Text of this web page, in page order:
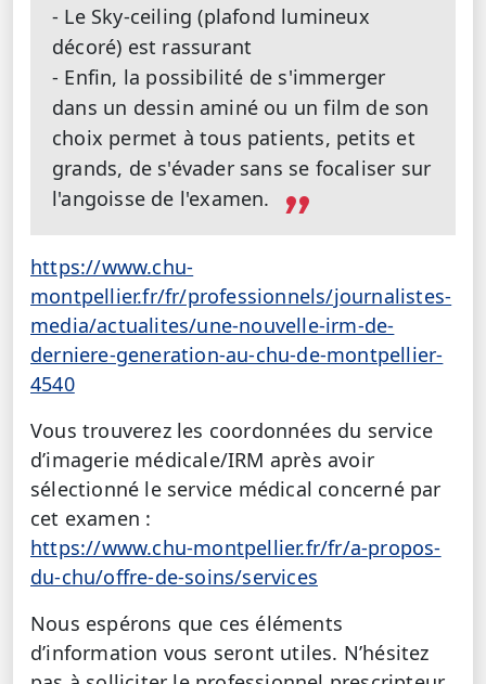
- Le Sky-ceiling (plafond lumineux
décoré) est rassurant
- Enfin, la possibilité de s'immerger
dans un dessin aminé ou un film de son
choix permet à tous patients, petits et
grands, de s'évader sans se focaliser sur
l'angoisse de l'examen.
https://www.chu-
montpellier.fr/fr/professionnels/journalistes-
media/actualites/une-nouvelle-irm-de-
derniere-generation-au-chu-de-montpellier-
4540
Vous trouverez les coordonnées du service
d’imagerie médicale/IRM après avoir
sélectionné le service médical concerné par
cet examen :
https://www.chu-montpellier.fr/fr/a-propos-
du-chu/offre-de-soins/services
Nous espérons que ces éléments
d’information vous seront utiles. N’hésitez